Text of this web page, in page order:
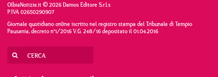
OlbiaNotizie.it © 2026 Damos Editore S.r.l.s
P.IVA 02650290907
Giornale quotidiano online iscritto nel registro stampa del Tribunale di Tempio
Pausania, decreto n°1/2016 V.G. 248/16 depositato il 01.04.2016